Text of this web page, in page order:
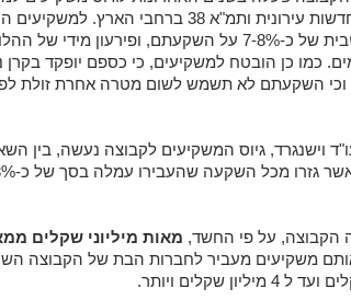
של התחדשות עירונית ותמ"א 38 ברחבי הארץ.
אטרקטיבית של כ-7-8% על השקעתם, ופירעון
כמו כן הובטח למשקיעים, כי כספם יופקד בקרן
וכי השקעתם לא תשמש לשום מטרה אחרת זולת
וישנגרד, גיוס המשקיעים לקבוצה נעשה, בין
גזרו מכל השקעה שהעבירו עמלה בסך של כ-3%.
הקבוצה, על פי החשד, מאות מיליוני שקלים
שקלים ויותר.